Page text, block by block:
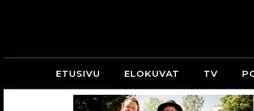
ETUSIVU ELOKUVAT TV